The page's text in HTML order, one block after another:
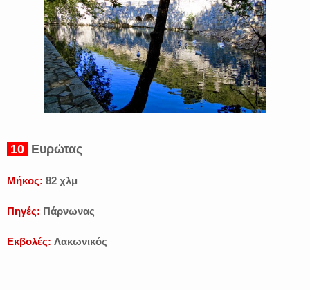
10 Ευρώτας
Μήκος: 82 χλμ
Πηγές: Πάρνωνας
Εκβολές: Λακωνικός